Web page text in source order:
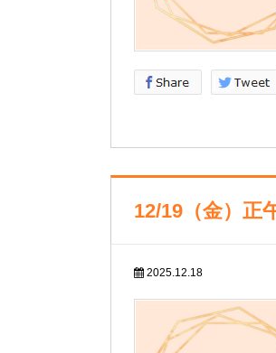
12/19（金）正
2025.12.18